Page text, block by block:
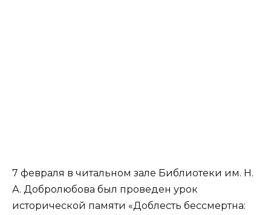
7 февраля в читальном зале Библиотеки им. Н.
А. Добролюбова был проведен урок
исторической памяти «Доблесть бессмертна: